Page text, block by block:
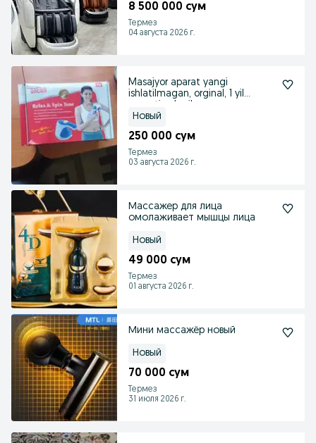
8 500 000 сум
Термез
04 августа 2026 г.
Masajyor aparat yangi
ishlatilmagan, orginal, 1 yil
Новый
250 000 сум
Термез
03 августа 2026 г.
Массажер для лица
омолаживает мышцы лица
Новый
49 000 сум
Термез
01 августа 2026 г.
Мини массажёр новый
Новый
70 000 сум
Термез
31 июля 2026 г.